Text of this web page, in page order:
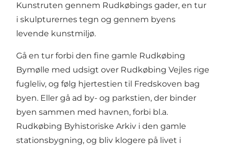
Kunstruten gennem Rudkøbings gader, en tur
i skulpturernes tegn og gennem byens
levende kunstmiljø.
Gå en tur forbi den fine gamle Rudkøbing
Bymølle med udsigt over Rudkøbing Vejles rige
fugleliv, og følg hjertestien til Fredskoven bag
byen. Eller gå ad by- og parkstien, der binder
byen sammen med havnen, forbi bl.a.
Rudkøbing Byhistoriske Arkiv i den gamle
stationsbygning, og bliv klogere på livet i